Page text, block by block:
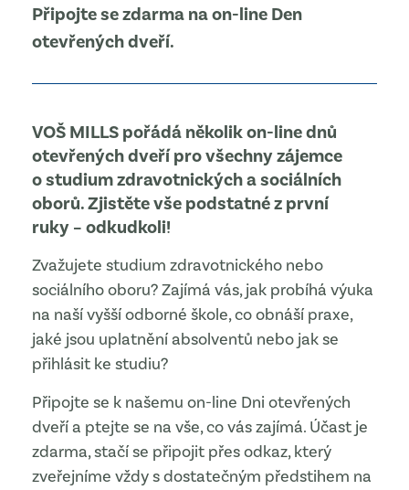
Připojte se zdarma na on-line Den
otevřených dveří.
VOŠ MILLS pořádá několik on-line dnů
otevřených dveří pro všechny zájemce
o studium zdravotnických a sociálních
oborů. Zjistěte vše podstatné z první
ruky – odkudkoli!
Zvažujete studium zdravotnického nebo
sociálního oboru? Zajímá vás, jak probíhá výuka
na naší vyšší odborné škole, co obnáší praxe,
jaké jsou uplatnění absolventů nebo jak se
přihlásit ke studiu?
Připojte se k našemu on-line Dni otevřených
dveří a ptejte se na vše, co vás zajímá. Účast je
zdarma, stačí se připojit přes odkaz, který
zveřejníme vždy s dostatečným předstihem na